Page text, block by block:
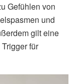
Gefühlen von
und
gilt eine
für